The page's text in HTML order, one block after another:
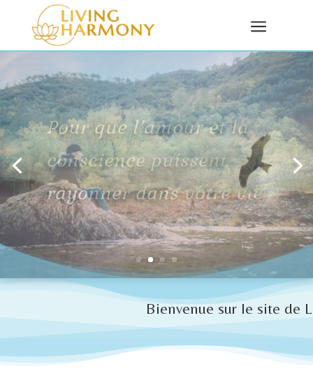
a
Se reconnecter à
l'essentiel de soi-
même
Bienvenue sur le site de Living